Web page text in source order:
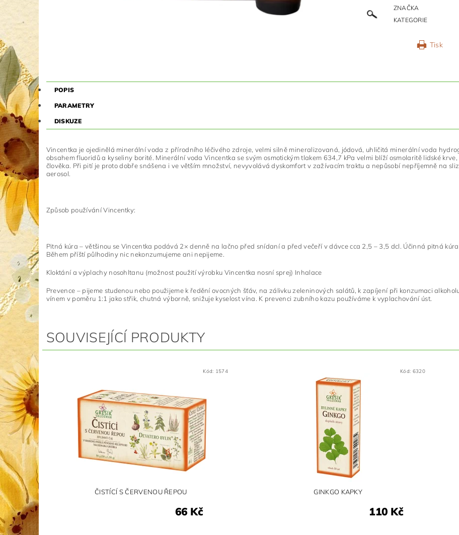
ZNAČKA
KATEGORIE
Tisk
POPIS
PARAMETRY
DISKUZE
Vincentka je ojedinělá minerální voda z přírodního léčivého zdroje, velmi silně mineralizovaná, jódová, uhličitá minerální voda
obsahem fluoridů a kyseliny borité. Minerální voda Vincentka se svým osmotickým tlakem 634,7 kPa velmi blíží osmolaritě lidské
člověka. Při pití je proto dobře snášena i ve větším množství, nevyvolává dyskomfort v zažívacím traktu a nepůsobí nepříjemně na
aerosol.
Způsob používání Vincentky:
Pitná kúra – většinou se Vincentka podává 2× denně na lačno před snídaní a před večeří v dávce cca 2,5 – 3,5 dcl. Účinná pitná
Během příští půlhodiny nic nekonzumujeme ani nepijeme.
Kloktání a výplachy nosohltanu (možnost použití výrobku Vincentka nosní sprej) Inhalace
Prevence – pijeme studenou nebo použijeme k ředění ovocných šťáv, na zálivku zeleninových salátů, k zapíjení při konzumaci
vínem v poměru 1:1 jako střik, chutná výborně, snižuje kyselost vína. K prevenci zubního kazu používáme k vyplachování úst.
SOUVISEJÍCÍ PRODUKTY
Kód: 1574
ČISTÍCÍ S ČERVENOU ŘEPOU
66 Kč
Kód: 6320
GINKGO KAPKY
110 Kč